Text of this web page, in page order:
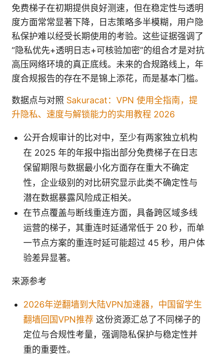
免费梯子在初期提供良好测速，但在稳定性与透明
度方面常常显著下降，日志策略多半模糊，用户隐
私保护难以经受长期使用的考验。这些证据强调了
“隐私优先+透明日志+可核验加密”的组合才是对抗
高压网络环境的真正底线。未来的合规路线上，年
度合规报告的存在不是锦上添花，而是基本门槛。
数据点与对照 Sakuracat：VPN 使用全指南，提
升隐私、速度与解锁能力的实用教程 2026
公开合规审计的比对中，至少有两家独立机构
在 2025 年的年报中指出部分免费梯子在日志
保留期限与数据最小化方面存在重大不确定
性，企业级别的对比研究显示此类不确定性与
潜在数据暴露风险成正相关。
在节点覆盖与断线重连方面，具备跨区域多线
运营的梯子，其重连时延通常低于 20 秒，而单
一节点方案的重连时延可能超过 45 秒，用户体
验差异显著。
来源参考
2026年逆翻墙到大陆VPN加速器，中国留学生
翻墙回国VPN推荐 这份资源汇总了不同梯子的
定位与合规性考量，强调隐私保护与稳定性并
重的重要性。